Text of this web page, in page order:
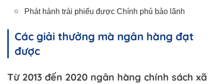
Phát hành trái phiếu được Chính phủ bảo lãnh
Các giải thưởng mà ngân hàng đạt
được
Từ 2013 đến 2020 ngân hàng chính sách xã